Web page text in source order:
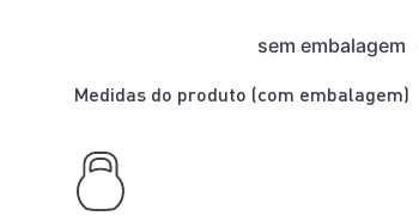
Medidas do produto (com embalagem)
sem embalagem